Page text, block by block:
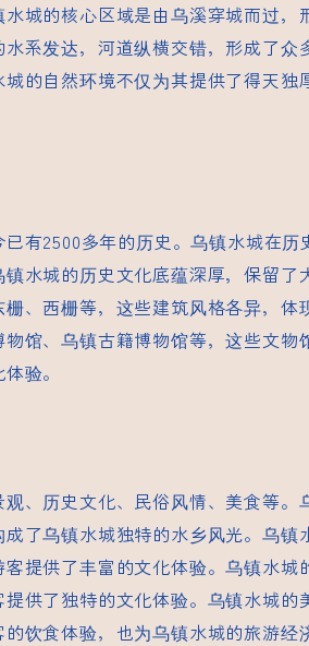
城的核心区域是由乌溪穿城而过，
系发达，河道纵横交错，形成了众
的自然环境不仅为其提供了得天独
有2500多年的历史。乌镇水城在历
水城的历史文化底蕴深厚，保留了
、西栅等，这些建筑风格各异，体
馆、乌镇古籍博物馆等，这些文物
验。
、历史文化、民俗风情、美食等。
了乌镇水城独特的水乡风光。乌镇
提供了丰富的文化体验。乌镇水城
供了独特的文化体验。乌镇水城的
饮食体验，也为乌镇水城的旅游经